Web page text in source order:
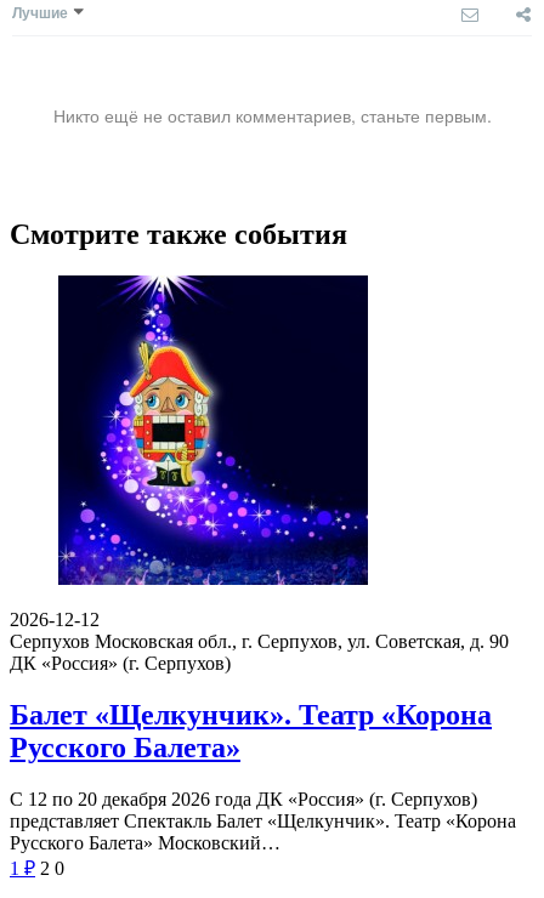
Лучшие
Никто ещё не оставил комментариев, станьте первым.
Смотрите также события
2026-12-12
Серпухов Московская обл., г. Серпухов, ул. Советская, д. 90
ДК «Россия» (г. Серпухов)
Балет «Щелкунчик». Театр «Корона
Русского Балета»
С 12 по 20 декабря 2026 года ДК «Россия» (г. Серпухов)
представляет Спектакль Балет «Щелкунчик». Театр «Корона
Русского Балета» Московский…
1 ₽ 2 0